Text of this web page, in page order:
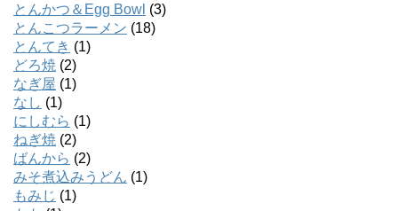
とんかつ＆Egg Bowl (3)
とんこつラーメン (18)
とんてき (1)
どろ焼 (2)
なぎ屋 (1)
なし (1)
にしむら (1)
ねぎ焼 (2)
ばんから (2)
みそ煮込みうどん (1)
もみじ (1)